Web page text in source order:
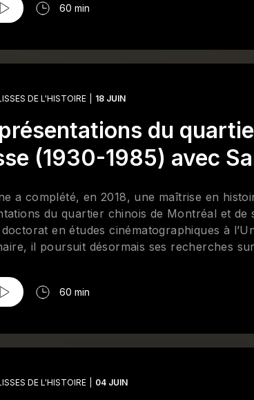
60 min
DE L'HISTOIRE 18 JUIN
du
(1930-1985) avec
a complété, en 2018, une maîtrise en
du quartier chinois de Montréal et de
en études cinématographiques à
il poursuit désormais ses recherches
espaces ethnicisés, la diversité dans les
60 min
DE L'HISTOIRE 04 JUIN